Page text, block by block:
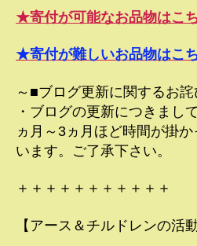
★寄付が可能なお品物はこ
★寄付が難しいお品物はこ
～■ブログ更新に関するお詫
・ブログの更新につきまし
ヵ月～3ヵ月ほど時間が掛
います。ご了承下さい。
＋＋＋＋＋＋＋＋＋＋＋
【アース＆チルドレンの活